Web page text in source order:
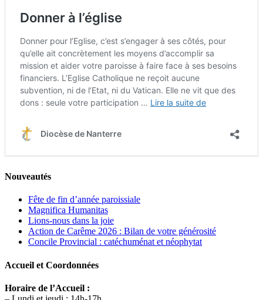
Nouveautés
Fête de fin d’année paroissiale
Magnifica Humanitas
Lions-nous dans la joie
Action de Carême 2026 : Bilan de votre générosité
Concile Provincial : catéchuménat et néophytat
Accueil et Coordonnées
Horaire de l’Accueil :